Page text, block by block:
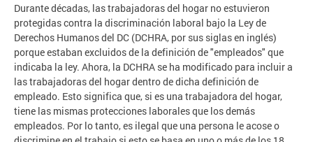
Durante décadas, las trabajadoras del hogar no estuvieron
protegidas contra la discriminación laboral bajo la Ley de
Derechos Humanos del DC (DCHRA, por sus siglas en inglés)
porque estaban excluidos de la definición de "empleados" que
indicaba la ley. Ahora, la DCHRA se ha modificado para incluir a
las trabajadoras del hogar dentro de dicha definición de
empleado. Esto significa que, si es una trabajadora del hogar,
tiene las mismas protecciones laborales que los demás
empleados. Por lo tanto, es ilegal que una persona le acose o